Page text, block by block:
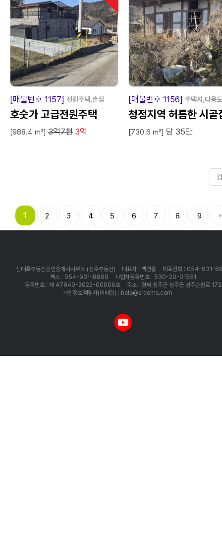
급 매 물
[매물번호 1157] 전원주택,촌집
호숫가 고급전원주택
[988.4 ㎡] 3억7천 3억
급 매
[매물번호 1156] 주택지,다용
청정지역 허름한 시골
[730.6 ㎡] 당 35만
1 2 3 4 5 6 7 8 9
신대륙부동산공인중개사사무소 (성주부동산) 대표자 : 백인홍
대표전화 : 054-931-
팩스 : 054-931-8899
사업자등록번호 : 530-20-01551
등록번호 : 제 47840-2022-00006호
주소 : 경북 성주군 성주읍 성주순환로 172
개인정보책임자(이메일) : help@srcoms.com
.